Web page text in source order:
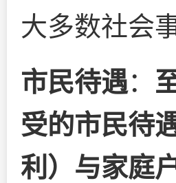
大多数社会
市民待遇：
受的市民待
利）与家庭